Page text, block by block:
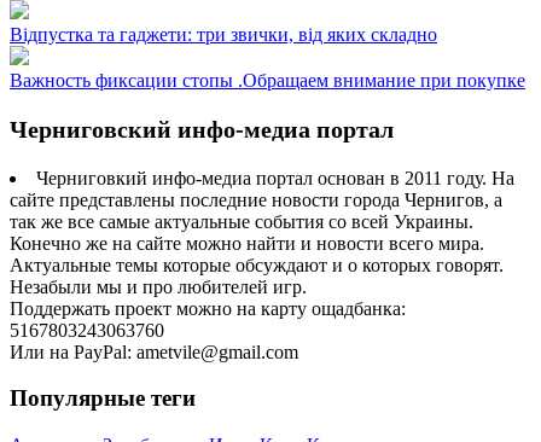
Відпустка та гаджети: три звички, від яких складно
Важность фиксации стопы .Обращаем внимание при покупке
Черниговский инфо-медиа портал
Черниговкий инфо-медиа портал основан в 2011 году. На
сайте представлены последние новости города Чернигов, а
так же все самые актуальные события со всей Украины.
Конечно же на сайте можно найти и новости всего мира.
Актуальные темы которые обсуждают и о которых говорят.
Незабыли мы и про любителей игр.
Поддержать проект можно на карту ощадбанка:
5167803243063760
Или на PayPal: ametvile@gmail.com
Популярные теги